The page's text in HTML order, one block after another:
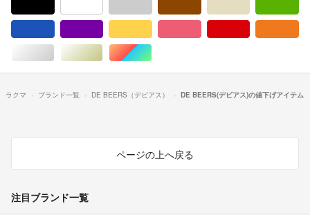
シルバー/銀色系ゴールド/金色系マルチカラー
ラクマ ブランド一覧 DE BEERS（デビアス） DE BEERS(デビアス)の値下げアイテム
ページの上へ戻る
注目ブランド一覧